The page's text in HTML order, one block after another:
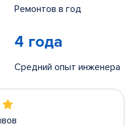
Ремонтов в год
4 года
Средний опыт инженера